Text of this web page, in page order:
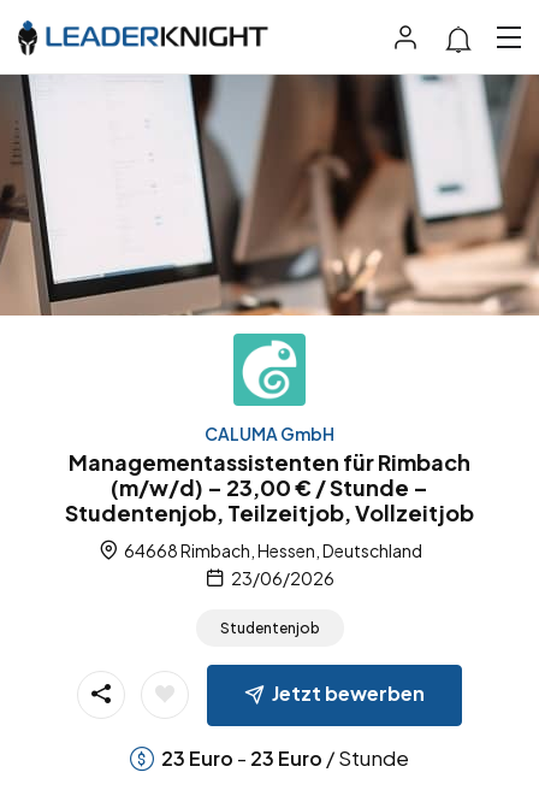
CALUMA GmbH
Managementassistenten für Rimbach
(m/w/d) – 23,00 € / Stunde –
Studentenjob, Teilzeitjob, Vollzeitjob
64668 Rimbach, Hessen, Deutschland
23/06/2026
Studentenjob
Jetzt bewerben
23 Euro - 23 Euro / Stunde